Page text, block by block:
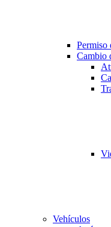
Permiso
Cambio
Vehículos